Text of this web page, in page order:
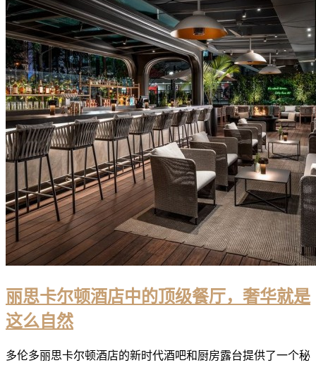
丽思卡尔顿酒店中的顶级餐厅，奢华就是
这么自然
多伦多丽思卡尔顿酒店的新时代酒吧和厨房露台提供了一个秘